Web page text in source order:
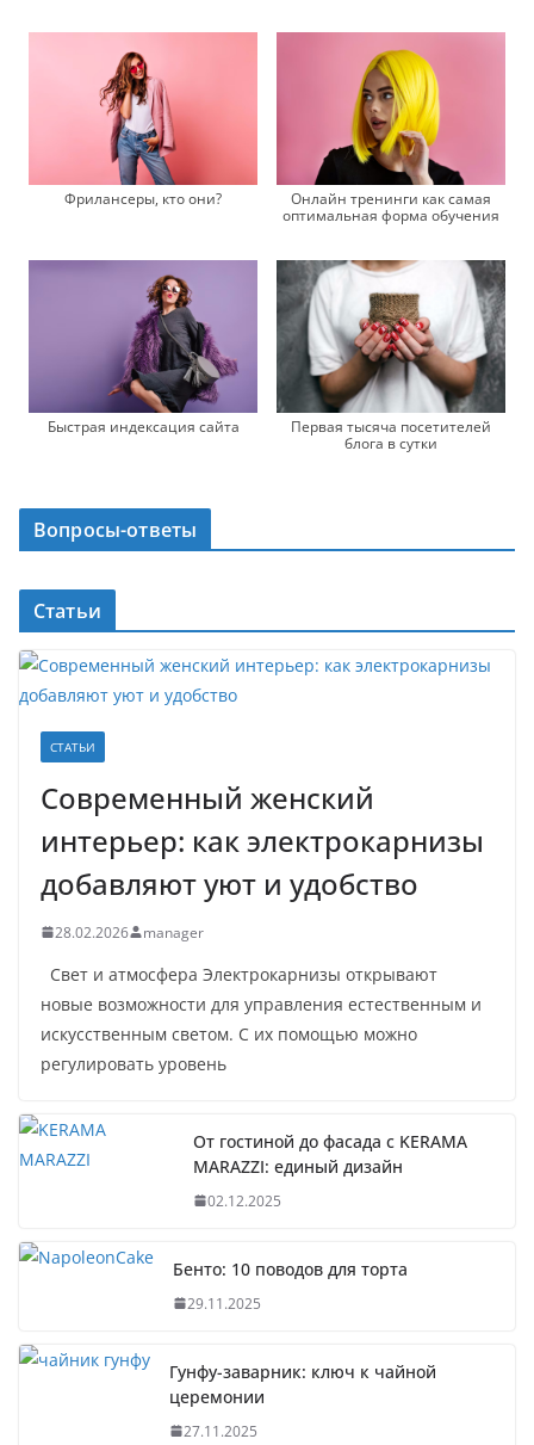
Фрилансеры, кто они?
Онлайн тренинги как самая
оптимальная форма обучения
Быстрая индексация сайта
Первая тысяча посетителей
блога в сутки
Вопросы-ответы
Статьи
СТАТЬИ
Современный женский
интерьер: как электрокарнизы
добавляют уют и удобство
28.02.2026 manager
Свет и атмосфера Электрокарнизы открывают
новые возможности для управления естественным и
искусственным светом. С их помощью можно
регулировать уровень
От гостиной до фасада с KERAMA
MARAZZI: единый дизайн
02.12.2025
Бенто: 10 поводов для торта
29.11.2025
Гунфу-заварник: ключ к чайной
церемонии
27.11.2025